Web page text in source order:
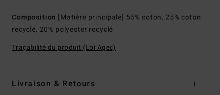
Composition [Matière principale] 55% coton, 25% coton
recyclé, 20% polyester recyclé
Traçabilité du produit (Loi Agec)
Livraison & Retours